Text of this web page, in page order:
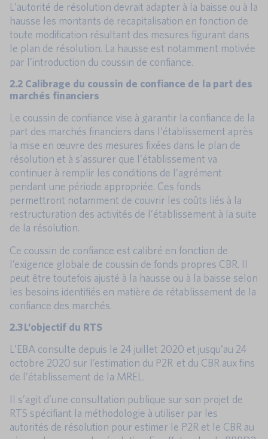
L’autorité de résolution devrait adapter à la baisse ou à la
hausse les montants de recapitalisation en fonction de
toute modification résultant des mesures figurant dans
le plan de résolution. La hausse est notamment motivée
par l’introduction du coussin de confiance.
2.2 Calibrage du coussin de confiance de la part des
marchés financiers
Le coussin de confiance vise à garantir la confiance de la
part des marchés financiers dans l’établissement après
la mise en œuvre des mesures fixées dans le plan de
résolution et à s’assurer que l’établissement va
continuer à remplir les conditions de l’agrément
pendant une période appropriée. Ces fonds
permettront notamment de couvrir les coûts liés à la
restructuration des activités de l’établissement à la suite
de la résolution.
Ce coussin de confiance est calibré en fonction de
l’exigence globale de coussin de fonds propres CBR. Il
peut être toutefois ajusté à la hausse ou à la baisse selon
les besoins identifiés en matière de rétablissement de la
confiance des marchés.
2.3 L’objectif du RTS
L’EBA consulte depuis le 24 juillet 2020 et jusqu’au 24
octobre 2020 sur l’estimation du P2R et du CBR aux fins
de l’établissement de la MREL.
Il s’agit d’une consultation publique sur son projet de
RTS spécifiant la méthodologie à utiliser par les
autorités de résolution pour estimer le P2R et le CBR au